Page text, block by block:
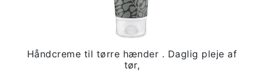
Håndcreme til tørre hænder . Daglig pleje af
tør,